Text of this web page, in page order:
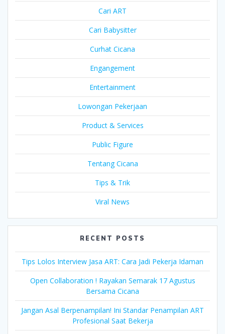
Cari ART
Cari Babysitter
Curhat Cicana
Engangement
Entertainment
Lowongan Pekerjaan
Product & Services
Public Figure
Tentang Cicana
Tips & Trik
Viral News
RECENT POSTS
Tips Lolos Interview Jasa ART: Cara Jadi Pekerja Idaman
Open Collaboration ! Rayakan Semarak 17 Agustus
Bersama Cicana
Jangan Asal Berpenampilan! Ini Standar Penampilan ART
Profesional Saat Bekerja